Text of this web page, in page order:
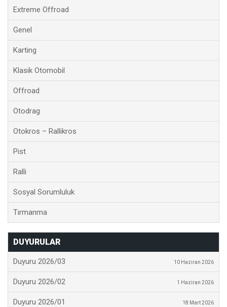
Extreme Offroad
Genel
Karting
Klasik Otomobil
Offroad
Otodrag
Otokros – Rallikros
Pist
Ralli
Sosyal Sorumluluk
Tırmanma
DUYURULAR
Duyuru 2026/03 10 Haziran 2026
Duyuru 2026/02 1 Haziran 2026
Duyuru 2026/01 18 Mart 2026